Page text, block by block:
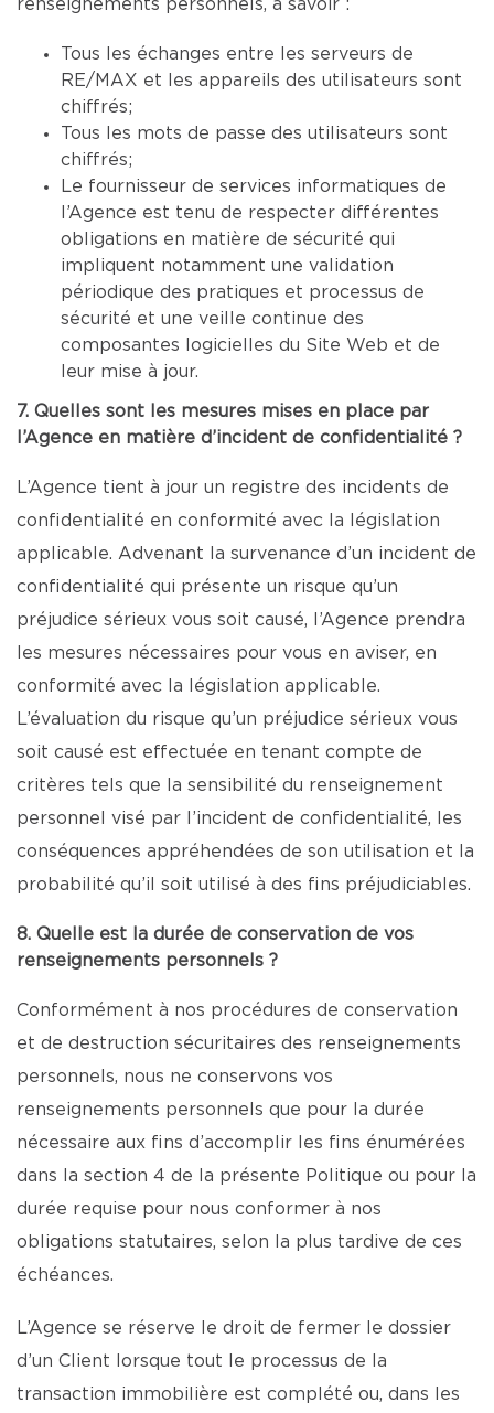
renseignements personnels, à savoir :
Tous les échanges entre les serveurs de
RE/MAX et les appareils des utilisateurs sont
chiffrés;
Tous les mots de passe des utilisateurs sont
chiffrés;
Le fournisseur de services informatiques de
l’Agence est tenu de respecter différentes
obligations en matière de sécurité qui
impliquent notamment une validation
périodique des pratiques et processus de
sécurité et une veille continue des
composantes logicielles du Site Web et de
leur mise à jour.
7. Quelles sont les mesures mises en place par
l’Agence en matière d’incident de confidentialité ?
L’Agence tient à jour un registre des incidents de
confidentialité en conformité avec la législation
applicable. Advenant la survenance d’un incident de
confidentialité qui présente un risque qu’un
préjudice sérieux vous soit causé, l’Agence prendra
les mesures nécessaires pour vous en aviser, en
conformité avec la législation applicable.
L’évaluation du risque qu’un préjudice sérieux vous
soit causé est effectuée en tenant compte de
critères tels que la sensibilité du renseignement
personnel visé par l’incident de confidentialité, les
conséquences appréhendées de son utilisation et la
probabilité qu’il soit utilisé à des fins préjudiciables.
8. Quelle est la durée de conservation de vos
renseignements personnels ?
Conformément à nos procédures de conservation
et de destruction sécuritaires des renseignements
personnels, nous ne conservons vos
renseignements personnels que pour la durée
nécessaire aux fins d’accomplir les fins énumérées
dans la section 4 de la présente Politique ou pour la
durée requise pour nous conformer à nos
obligations statutaires, selon la plus tardive de ces
échéances.
L’Agence se réserve le droit de fermer le dossier
d’un Client lorsque tout le processus de la
transaction immobilière est complété ou, dans les